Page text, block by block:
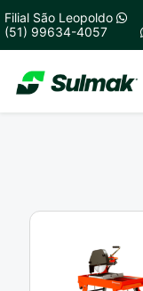
Filial São Leopoldo
(51) 99634-4057